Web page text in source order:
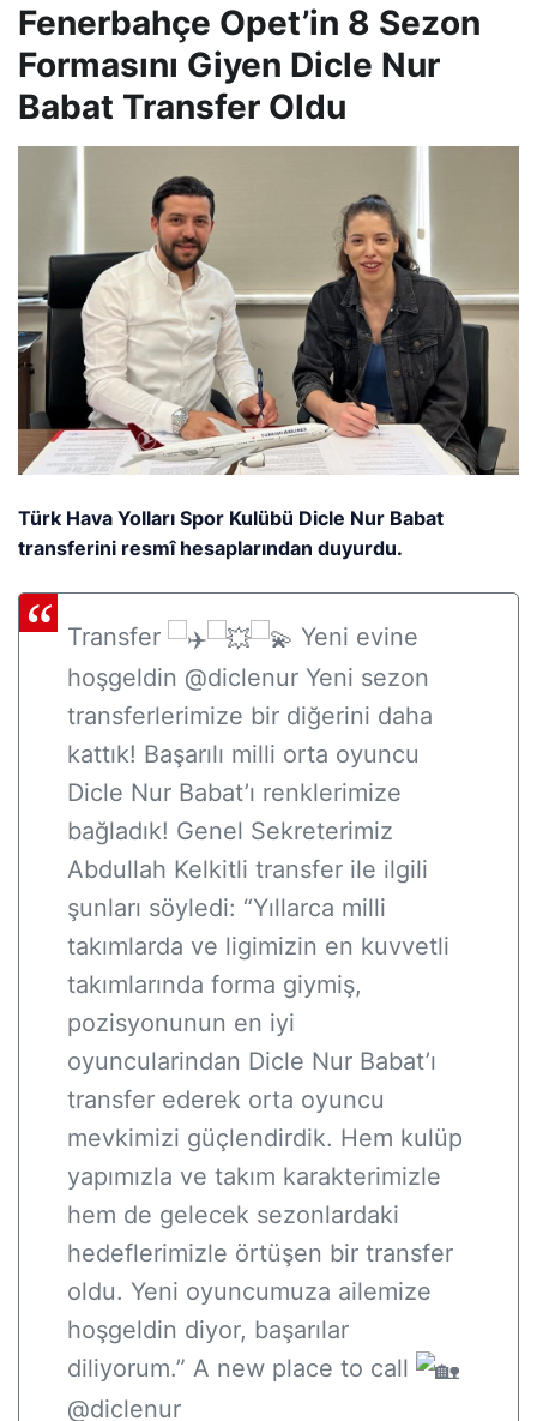
Fenerbahçe Opet’in 8 Sezon
Formasını Giyen Dicle Nur
Babat Transfer Oldu
Türk Hava Yolları Spor Kulübü Dicle Nur Babat
transferini resmî hesaplarından duyurdu.
Transfer
Yeni evine
hoşgeldin @diclenurYeni sezon
transferlerimize bir diğerini daha
kattık! Başarılı milli orta oyuncu
Dicle Nur Babat’ı renklerimize
bağladık! Genel Sekreterimiz
Abdullah Kelkitli transfer ile ilgili
şunları söyledi: “Yıllarca milli
takımlarda ve ligimizin en kuvvetli
takımlarında forma giymiş,
pozisyonunun en iyi
oyuncularindan Dicle Nur Babat’ı
transfer ederek orta oyuncu
mevkimizi güçlendirdik. Hem kulüp
yapımızla ve takım karakterimizle
hem de gelecek sezonlardaki
hedeflerimizle örtüşen bir transfer
oldu. Yeni oyuncumuza ailemize
hoşgeldin diyor, başarılar
diliyorum.”A new place to call
@diclenur